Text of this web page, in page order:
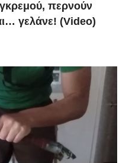
περνούν
γελάνε! (Video)